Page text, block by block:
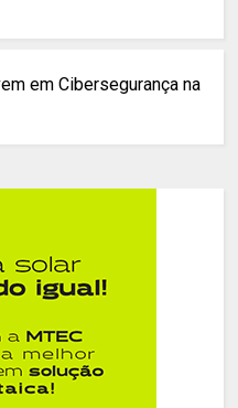
em Cibersegurança na